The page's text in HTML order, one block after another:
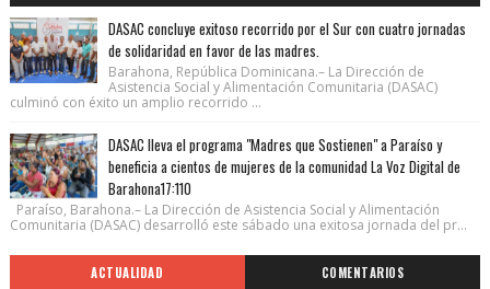
DASAC concluye exitoso recorrido por el Sur con cuatro jornadas
de solidaridad en favor de las madres.
Barahona, República Dominicana.– La Dirección de
Asistencia Social y Alimentación Comunitaria (DASAC)
culminó con éxito un amplio recorrido ...
DASAC lleva el programa "Madres que Sostienen" a Paraíso y
beneficia a cientos de mujeres de la comunidad La Voz Digital de
Barahona17:110
Paraíso, Barahona.– La Dirección de Asistencia Social y Alimentación
Comunitaria (DASAC) desarrolló este sábado una exitosa jornada del pr...
ACTUALIDAD COMENTARIOS